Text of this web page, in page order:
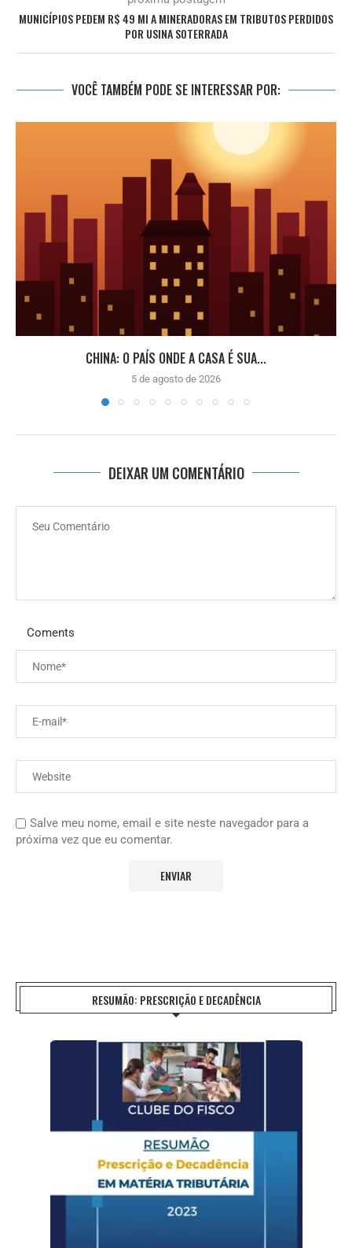
MUNICÍPIOS PEDEM R$ 49 MI A MINERADORAS EM TRIBUTOS PERDIDOS
POR USINA SOTERRADA
VOCÊ TAMBÉM PODE SE INTERESSAR POR:
CHINA: O PAÍS ONDE A CASA É SUA...
5 de agosto de 2026
DEIXAR UM COMENTÁRIO
Coments
Salve meu nome, email e site neste navegador para a
próxima vez que eu comentar.
RESUMÃO: PRESCRIÇÃO E DECADÊNCIA